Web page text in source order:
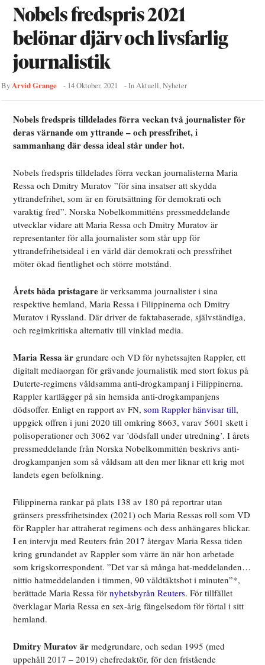
Nobels fredspris 2021
belönar djärv och livsfarlig
journalistik
ByArvid Grange - 14 Oktober, 2021 - InAktuell,Nyheter
Nobels fredspris tilldelades förra veckan två journalister för
deras värnande om yttrande – och pressfrihet, i
sammanhang där dessa ideal står under hot.
Nobels fredspris tilldelades förra veckan journalisterna Maria
Ressa och Dmitry Muratov ”för sina insatser att skydda
yttrandefrihet, som är en förutsättning för demokrati och
varaktig fred”. Norska Nobelkommitténs pressmeddelande
utvecklar vidare att Maria Ressa och Dmitry Muratov är
representanter för alla journalister som står upp för
yttrandefrihetsideal i en värld där demokrati och pressfrihet
möter ökad fientlighet och större motstånd.
Årets båda pristagare är verksamma journalister i sina
respektive hemland, Maria Ressa i Filippinerna och Dmitry
Muratov i Ryssland. Där driver de faktabaserade, självständiga,
och regimkritiska alternativ till vinklad media.
Maria Ressa är grundare och VD för nyhetssajten Rappler, ett
digitalt mediaorgan för grävande journalistik med stort fokus på
Duterte-regimens våldsamma anti-drogkampanj i Filippinerna.
Rappler kartlägger på sin hemsida anti-drogkampanjens
dödsoffer. Enligt en rapport av FN,som Rappler hänvisar till,
uppgick offren i juni 2020 till omkring 8663, varav 5601 skett i
polisoperationer och 3062 var ’dödsfall under utredning’. I årets
pressmeddelande från Norska Nobelkommittén beskrivs anti-
drogkampanjen som så våldsam att den mer liknar ett krig mot
landets egen befolkning.
Filippinerna rankar på plats 138 av 180 på reportrar utan
gränsers pressfrihetsindex (2021) och Maria Ressas roll som VD
för Rappler har attraherat regimens och dess anhängares blickar.
I en intervju med Reuters från 2017 återgav Maria Ressa tiden
kring grundandet av Rappler som värre än när hon arbetade
som krigskorrespondent. ”Det var så många hat-meddelanden…
nittio hatmeddelanden i timmen, 90 våldtäktshot i minuten”*,
berättade Maria Ressa förnyhetsbyrån Reuters. För tillfället
överklagar Maria Ressa en sex-årig fängelsedom för förtal i sitt
hemland.
Dmitry Muratov är medgrundare, och sedan 1995 (med
uppehåll 2017 – 2019) chefredaktör, för den fristående